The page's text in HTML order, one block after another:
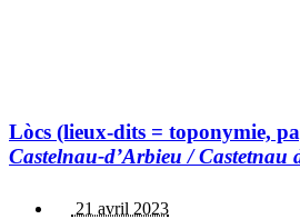
Lòcs (lieux-dits = toponymie,
Castelnau-d’Arbieu / Castetnau
21 avril 2023